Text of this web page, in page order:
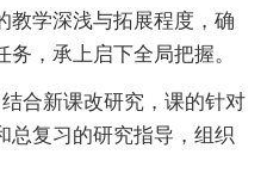
教学深浅与拓展程度，确
，承上启下全局把握。
新课改研究，课的针对
总复习的研究指导，组织